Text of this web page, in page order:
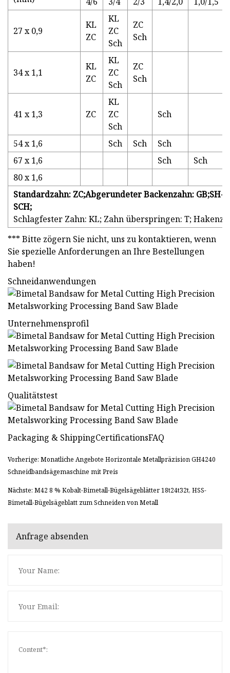
27 x 0,9
KL
ZC
KL
ZC
Sch
ZC
Sch
34 x 1,1
KL
ZC
KL
ZC
Sch
ZC
Sch
41 x 1,3 ZC
KL
ZC
Sch
Sch
54 x 1,6 Sch Sch
Sch
67 x 1,6
Sch Sch
80 x 1,6
Standardzahn: ZC;Abgerundeter Backenzahn: GB;SH-
SCH;
Schlagfester Zahn: KL; Zahn überspringen: T;
*** Bitte zögern Sie nicht, uns zu kontaktieren, wenn
Sie spezielle Anforderungen an Ihre Bestellungen
haben!
Schneidanwendungen
Unternehmensprofil
Qualitätstest
Packaging & ShippingCertificationsFAQ
Vorherige: Monatliche Angebote Horizontale Metallpräzision GH4240
Schneidbandsägemaschine mit Preis
Nächste: M42 8 % Kobalt-Bimetall-Bügelsägeblätter 18t24t32t, HSS-
Bimetall-Bügelsägeblatt zum Schneiden von Metall
Anfrage absenden